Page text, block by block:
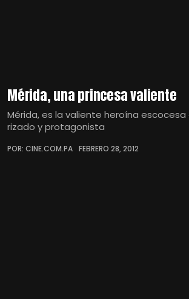
Mérida, una princesa valiente
Mérida, es la valiente heroína
rizado y protagonista
POR: CINE.COM.PA FEBRERO 28, 2012